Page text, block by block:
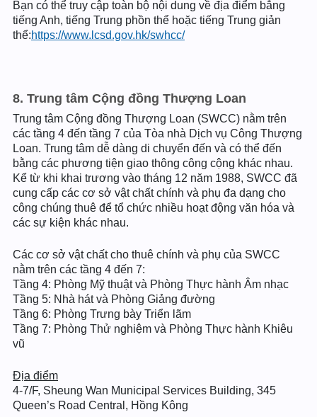
Bạn có thể truy cập toàn bộ nội dung về địa điểm bằng
tiếng Anh, tiếng Trung phồn thể hoặc tiếng Trung giản
thể:https://www.lcsd.gov.hk/swhcc/
8. Trung tâm Cộng đồng Thượng Loan
Trung tâm Cộng đồng Thượng Loan (SWCC) nằm trên
các tầng 4 đến tầng 7 của Tòa nhà Dịch vụ Công Thượng
Loan. Trung tâm dễ dàng di chuyển đến và có thể đến
bằng các phương tiện giao thông công cộng khác nhau.
Kể từ khi khai trương vào tháng 12 năm 1988, SWCC đã
cung cấp các cơ sở vật chất chính và phụ đa dạng cho
công chúng thuê để tổ chức nhiều hoạt động văn hóa và
các sự kiện khác nhau.
Các cơ sở vật chất cho thuê chính và phụ của SWCC
nằm trên các tầng 4 đến 7:
Tầng 4: Phòng Mỹ thuật và Phòng Thực hành Âm nhạc
Tầng 5: Nhà hát và Phòng Giảng đường
Tầng 6: Phòng Trưng bày Triển lãm
Tầng 7: Phòng Thử nghiệm và Phòng Thực hành Khiêu
vũ
Địa điểm
4-7/F, Sheung Wan Municipal Services Building, 345
Queen’s Road Central, Hồng Kông